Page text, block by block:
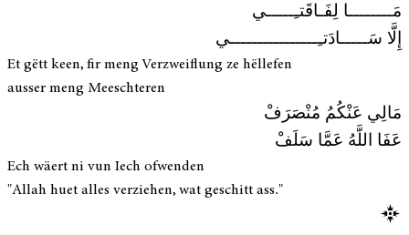
مَــــــــا لِفَـاقَتـِـــــي
إِلَّا سَـــــادَتـِــــــــــــــــي
Et gëtt keen, fir meng Verzweiflung ze hëllefen
ausser meng Meeschteren
مَالِي عَنْكُمُ مُنْصَرَفْ
عَفَا اللَّهُ عَمَّا سَلَفْ
Ech wäert ni vun Iech ofwenden
"Allah huet alles verziehen, wat geschitt ass."